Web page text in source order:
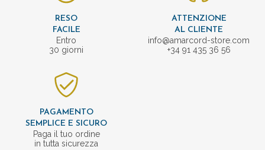
RESO
FACILE
Entro
30 giorni
ATTENZIONE
AL CLIENTE
info@amarcord-store.com
+34 91 435 36 56
PAGAMENTO
SEMPLICE E SICURO
Paga il tuo ordine
in tutta sicurezza